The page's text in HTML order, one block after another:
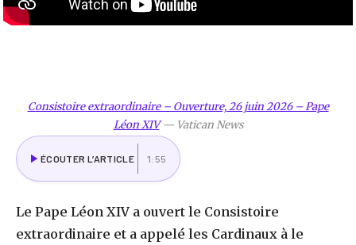
Consistoire extraordinaire – Ouverture, 26 juin 2026 – Pape
Léon XIV— Vatican News
ÉCOUTER L’ARTICLE 1:55
Le Pape Léon XIV a ouvert le Consistoire
extraordinaire et a appelé les Cardinaux à le